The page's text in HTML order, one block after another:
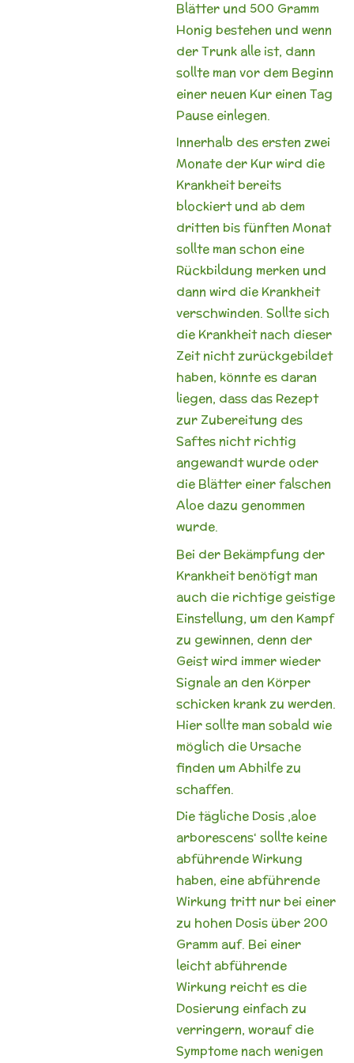
Blätter und 500 Gramm
Honig bestehen und wenn
der Trunk alle ist, dann
sollte man vor dem Beginn
einer neuen Kur einen Tag
Pause einlegen.
Innerhalb des ersten zwei
Monate der Kur wird die
Krankheit bereits
blockiert und ab dem
dritten bis fünften Monat
sollte man schon eine
Rückbildung merken und
dann wird die Krankheit
verschwinden. Sollte sich
die Krankheit nach dieser
Zeit nicht zurückgebildet
haben, könnte es daran
liegen, dass das Rezept
zur Zubereitung des
Saftes nicht richtig
angewandt wurde oder
die Blätter einer falschen
Aloe dazu genommen
wurde.
Bei der Bekämpfung der
Krankheit benötigt man
auch die richtige geistige
Einstellung, um den Kampf
zu gewinnen, denn der
Geist wird immer wieder
Signale an den Körper
schicken krank zu werden.
Hier sollte man sobald wie
möglich die Ursache
finden um Abhilfe zu
schaffen.
Die tägliche Dosis ‚aloe
arborescens‘ sollte keine
abführende Wirkung
haben, eine abführende
Wirkung tritt nur bei einer
zu hohen Dosis über 200
Gramm auf. Bei einer
leicht abführende
Wirkung reicht es die
Dosierung einfach zu
verringern, worauf die
Symptome nach wenigen